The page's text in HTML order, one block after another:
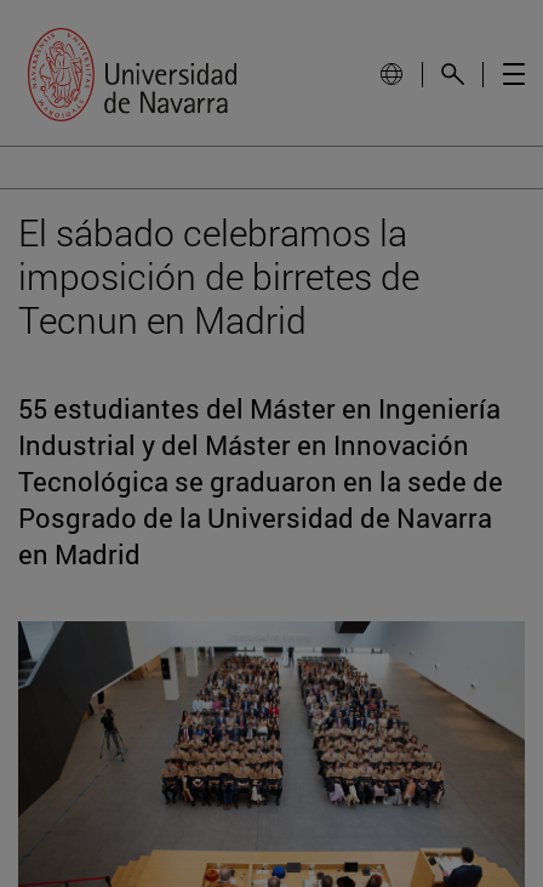
El sábado celebramos la
imposición de birretes de
Tecnun en Madrid
55 estudiantes del Máster en Ingeniería
Industrial y del Máster en Innovación
Tecnológica se graduaron en la sede de
Posgrado de la Universidad de Navarra
en Madrid